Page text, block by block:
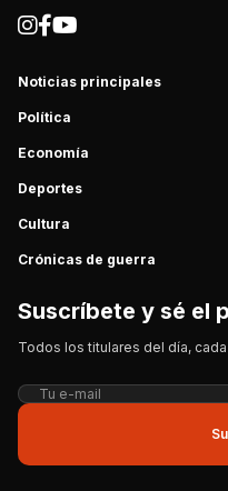
Noticias principales
Política
Economía
Deportes
Cultura
Crónicas de guerra
Suscríbete y sé el
Todos los titulares del día,